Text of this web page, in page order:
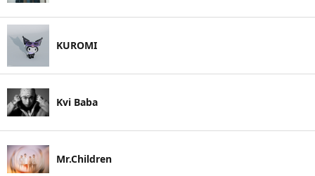
KUROMI
Kvi Baba
Mr.Children